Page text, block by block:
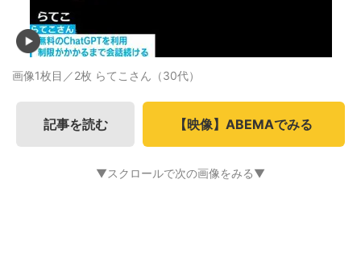
画像1枚目／2枚 らてこさん（30代）
記事を読む 【映像】ABEMAでみる
▼スクロールで次の画像をみる▼